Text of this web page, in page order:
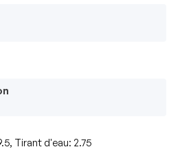
Tirant d'eau: 2.75